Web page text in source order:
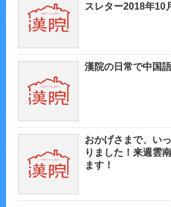
スレター2018年10
漢院の日常で中国
おかげさまで、い
りました！来週雲
ます！